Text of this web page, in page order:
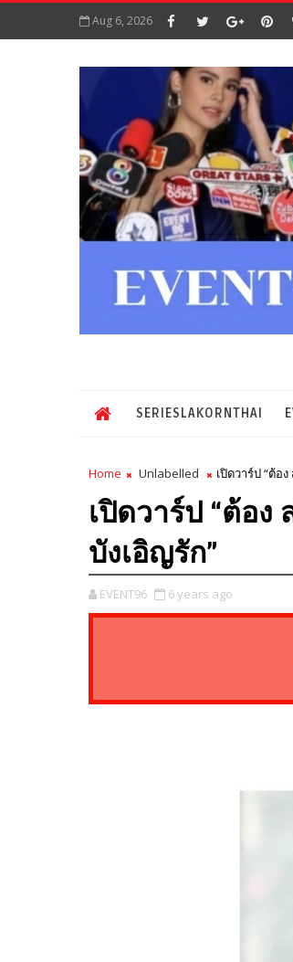
Aug 6, 2026
SERIESLAKORNTHAI
Home Unlabelled เปิดวาร์ป “ต้อ
เปิดวาร์ป “ต้อ
บังเอิญรัก”
EVENT96 6 years ago